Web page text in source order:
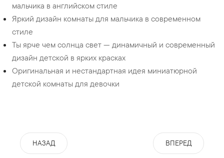
мальчика в английском стиле
Яркий дизайн комнаты для мальчика в современном
стиле
Ты ярче чем солнца свет — динамичный и современный
дизайн детской в ярких красках
Оригинальная и нестандартная идея миниатюрной
детской комнаты для девочки
НАЗАД ВПЕРЕД